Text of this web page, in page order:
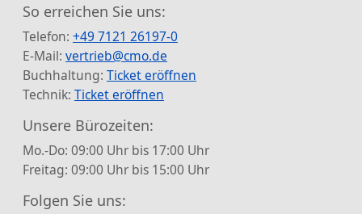
So erreichen Sie uns:
Telefon: +49 7121 26197-0
E-Mail: vertrieb@cmo.de
Buchhaltung: Ticket eröffnen
Technik: Ticket eröffnen
Unsere Bürozeiten:
Mo.-Do: 09:00 Uhr bis 17:00 Uhr
Freitag: 09:00 Uhr bis 15:00 Uhr
Folgen Sie uns: